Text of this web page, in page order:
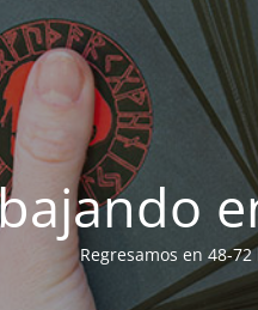
Regresamos en 48-72